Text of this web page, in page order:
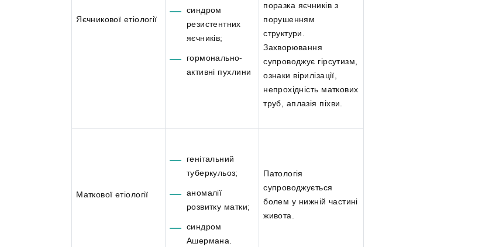
Яєчникової етіології
синдром
резистентних
яєчників;
гормонально-
активні пухлини
поразка яєчників з
порушенням
структури.
Захворювання
супроводжує гірсутизм,
ознаки вірилізації,
непрохідність маткових
труб, аплазія піхви.
Маткової етіології
генітальний
туберкульоз;
аномалії
розвитку матки;
синдром
Ашермана.
Патологія
супроводжується
болем у нижній частині
живота.